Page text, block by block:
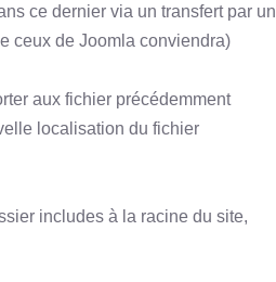
ce dernier via un transfert par un
ceux de Joomla conviendra)
aux fichier précédemment
localisation du fichier
includes à la racine du site,